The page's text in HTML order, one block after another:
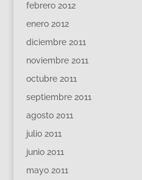
febrero 2012
enero 2012
diciembre 2011
noviembre 2011
octubre 2011
septiembre 2011
agosto 2011
julio 2011
junio 2011
mayo 2011